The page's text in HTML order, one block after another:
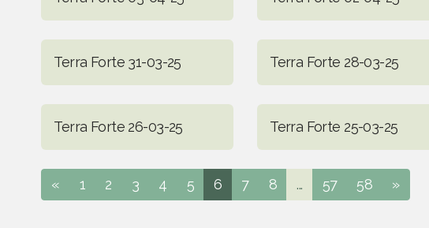
Terra Forte 31-03-25 Terra Forte 28-03-25
Terra Forte 26-03-25 Terra Forte 25-03-25
« 1 2 3 4 5 6 7 8 ... 57 58 »